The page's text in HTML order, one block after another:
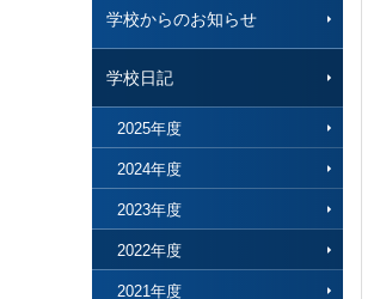
学校からのお知らせ
学校日記
2025年度
2024年度
2023年度
2022年度
2021年度